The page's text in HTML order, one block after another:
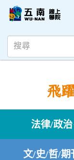
飛
法律/政治
文/史/哲/期